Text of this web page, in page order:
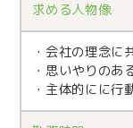
求める人物像
・会社の理念に
・思いやりのあ
・主体的にに行